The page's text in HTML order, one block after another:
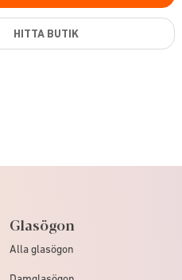
HITTA BUTIK
Glasögon
Alla glasögon